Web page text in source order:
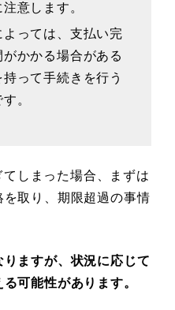
意します。
っては、支払い完
かかる場合がある
って手続きを行う
。
しまった場合、まずは
取り、期限超過の事情
ますが、状況に応じて
可能性があります。